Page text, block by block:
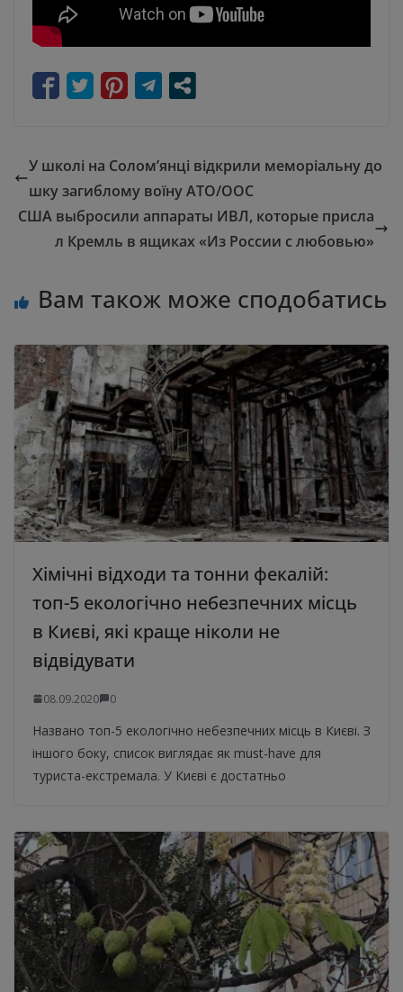
У школі на Солом’янці відкрили меморіальну до
шку загиблому воїну АТО/ООС
США выбросили аппараты ИВЛ, которые присла
л Кремль в ящиках «Из России с любовью»
Вам також може сподобатись
Хімічні відходи та тонни фекалій:
топ-5 екологічно небезпечних місць
в Києві, які краще ніколи не
відвідувати
08.09.2020 0
Названо топ-5 екологічно небезпечних місць в Києві. З
іншого боку, список виглядає як must-have для
туриста-екстремала. У Києві є достатньо